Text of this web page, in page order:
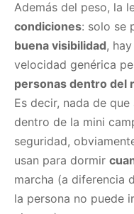
Además del peso, la
condiciones: solo se
buena visibilidad,
velocidad genérica
personas dentro del
Es decir, nada de
dentro de la mini
seguridad,
usan para dormir
marcha (a diferencia
la persona no puede